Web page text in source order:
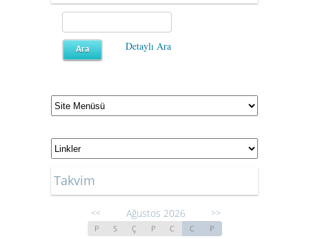
Detaylı Ara
Takvim
<< Ağustos 2026 >>
P S Ç P C C P